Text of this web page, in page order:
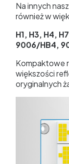
Na innych
również w
H1, H3, H4,
9006/HB4,
Kompaktowe
większości
oryginalnych